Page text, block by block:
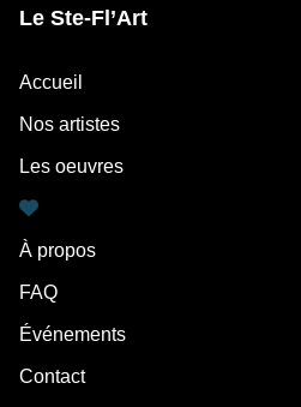
Le Ste-Fl’Art
Accueil
Nos artistes
Les oeuvres
À propos
FAQ
Événements
Contact